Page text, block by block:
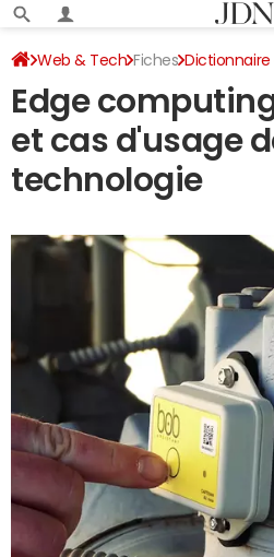
Web & Tech Fiches Dictionnaire
Edge
et cas d'usage
technologie
Célia Garcia-Montero
11 janvier 2021 15:07